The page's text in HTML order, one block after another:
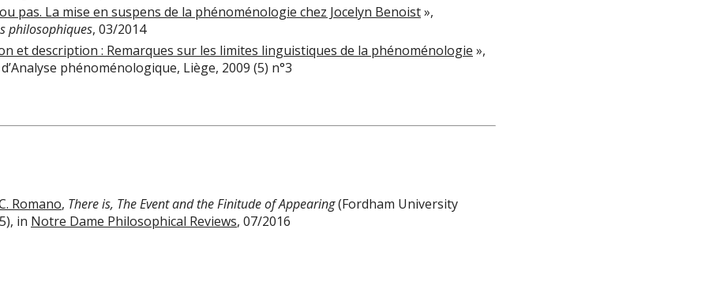
pas. La mise en suspens de la phénoménologie chez Jocelyn Benoist»,
philosophiques, 03/2014
et description : Remarques sur les limites linguistiques de la phénoménologie »,
phénoménologique, Liège, 2009 (5) n°3
Romano, There is, The Event and the Finitude of Appearing(Fordham University
in Notre Dame Philosophical Reviews, 07/2016